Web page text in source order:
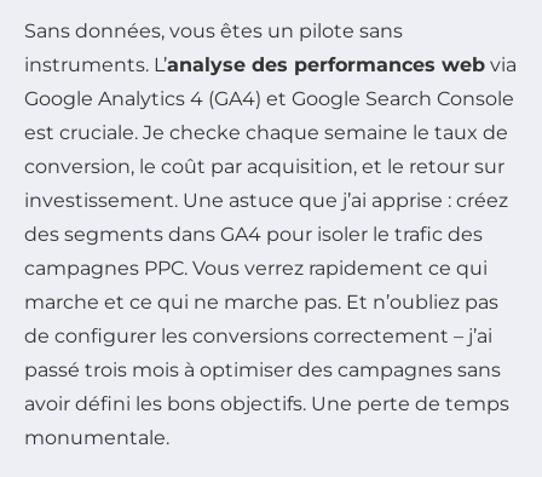
Sans données, vous êtes un pilote sans
instruments. L’analyse des performances web via
Google Analytics 4 (GA4) et Google Search Console
est cruciale. Je checke chaque semaine le taux de
conversion, le coût par acquisition, et le retour sur
investissement. Une astuce que j’ai apprise : créez
des segments dans GA4 pour isoler le trafic des
campagnes PPC. Vous verrez rapidement ce qui
marche et ce qui ne marche pas. Et n’oubliez pas
de configurer les conversions correctement – j’ai
passé trois mois à optimiser des campagnes sans
avoir défini les bons objectifs. Une perte de temps
monumentale.